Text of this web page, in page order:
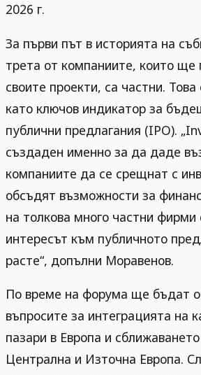
2026 г.
За първи път в историята на
трета от компаниите, които ще
своите проекти, са частни.
като ключов индикатор за
публични предлагания (IPO).
създаден именно за да даде
компаниите да се срещнат с
обсъдят възможности за
на толкова много частни фирми
интересът към публичното
расте“, допълни Моравенов.
По време на форума ще бъдат
въпросите за интеграцията на
пазари в Европа и
Централна и Източна Европа.